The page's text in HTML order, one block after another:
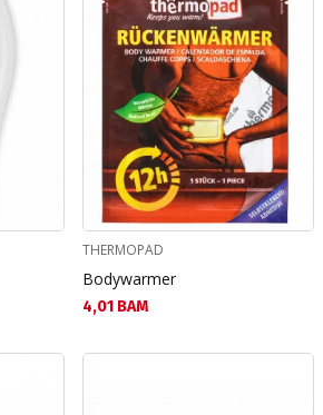
THERMOPAD
Bodywarmer
Текуща цена:
4,01 BAM